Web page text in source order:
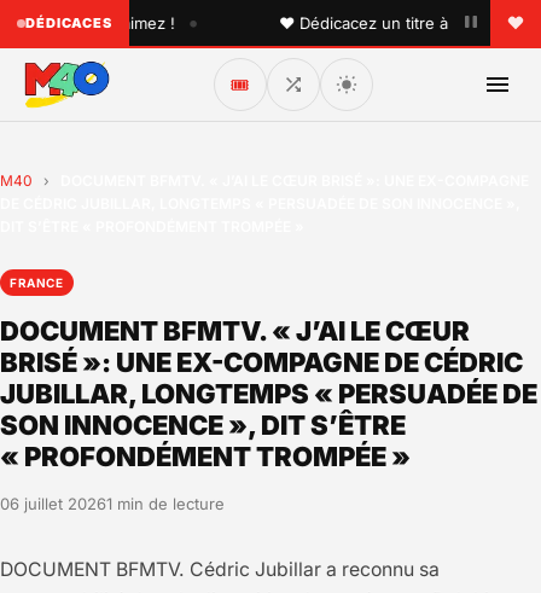
DÉDICACES
que vous aimez ! • ♥ Dédicacez un titre à vos proches
🎟️
M40 ›
FRANCE
DOCUMENT BFMTV. « J’AI LE CŒUR
BRISÉ »: UNE EX-COMPAGNE DE CÉDRIC
JUBILLAR, LONGTEMPS « PERSUADÉE DE
SON INNOCENCE », DIT S’ÊTRE
« PROFONDÉMENT TROMPÉE »
06 juillet 20261 min de lecture
DOCUMENT BFMTV. Cédric Jubillar a reconnu sa